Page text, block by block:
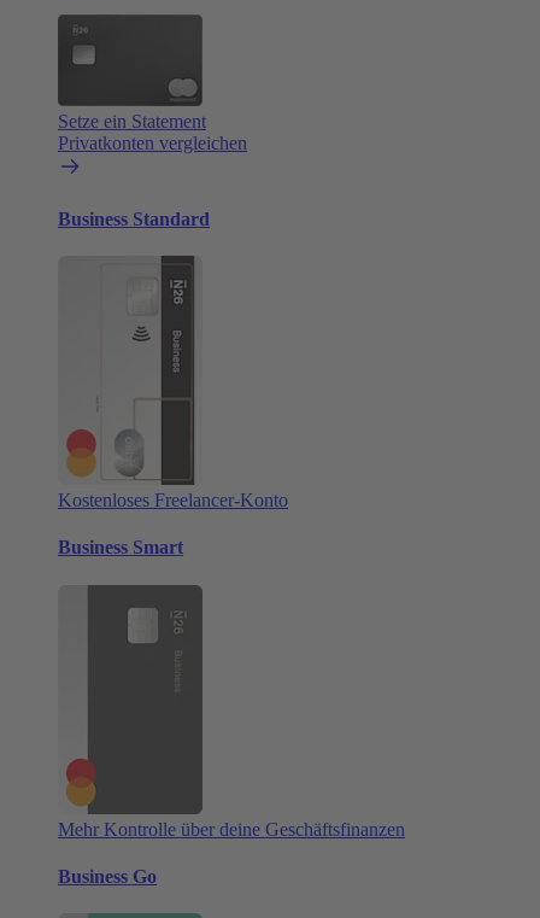
Setze ein Statement
Privatkonten vergleichen
Business Standard
Kostenloses Freelancer-Konto
Business Smart
Mehr Kontrolle über deine Geschäftsfinanzen
Business Go